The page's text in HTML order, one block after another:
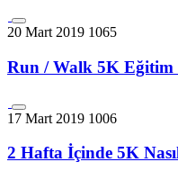
20 Mart 2019 1065
Run / Walk 5K Eğitim
17 Mart 2019 1006
2 Hafta İçinde 5K